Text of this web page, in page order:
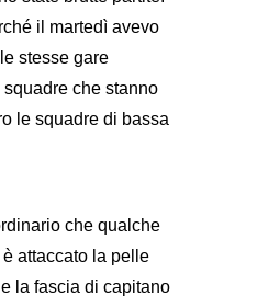
il martedì avevo
stesse gare
che stanno
le squadre di bassa
che qualche
attaccato la pelle
la fascia di capitano